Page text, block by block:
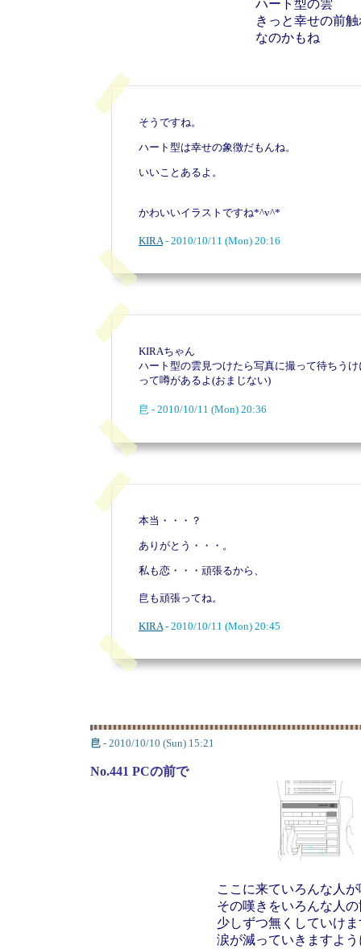
ハート型の雲
きっと幸せの前
なのかもね
そうですね。
ハート型は幸せの象徴だもんね。
いいことあるよ。
かわいいイラストですね*^v^*
KIRA- 2010/10/11 (Mon) 20:16
KIRAちゃん
ハート型の雲見つけたら写真に撮って待ちう
って噂があるよ(おまじない)
皀 - 2010/10/11 (Mon) 20:36
本当・・・？
ありがとう・・・。
私も恋・・・頑張るから、
皀も頑張ってね。
KIRA- 2010/10/11 (Mon) 20:45
皀 - 2010/10/10 (Sun) 15:21
No.441 PCの前で
ここに来ていろんな人
その嘆きをいろんな人
少しずつ無くしていけ
涙が減っていきますよう